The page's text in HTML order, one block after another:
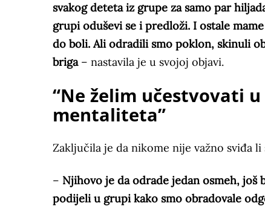
svakog deteta iz grupe za samo par
grupi oduševi se i predloži. I ostale
do boli. Ali odradili smo poklon, skinuli
briga– nastavila je u svojoj objavi.
“Ne želim učestvovati
mentaliteta”
Zaključila je da nikome nije važno sviđa
– Njihovo je da odrade jedan osmeh, još
podijeli u grupi kako smo obradovale